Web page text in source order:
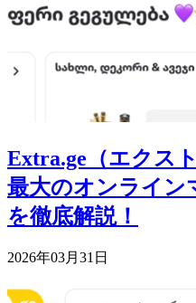
Extra.ge（エクス
最大のオンライン
を徹底解説！
2026年03月31日